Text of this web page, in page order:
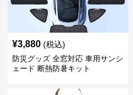
¥3,880 (税込)
防災グッズ 全窓対応 車用サンシ
ェード 断熱防暑キット